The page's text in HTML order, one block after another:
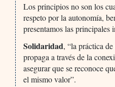
Los principios no son los
respeto por la autonomía,
presentamos las principales
Solidaridad, “la práctica
propaga a través de la
asegurar que se reconoce
el mismo valor”.